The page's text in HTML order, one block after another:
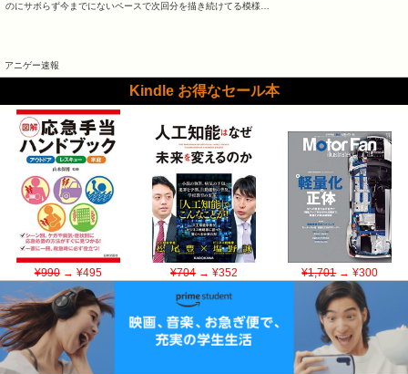
のにサボらず今までにないペースで次回分を描き続けてる模様…
アニゲー速報
Kindle お得なセール本
¥990→ ¥495 ¥704→ ¥352 ¥1,701→ ¥300